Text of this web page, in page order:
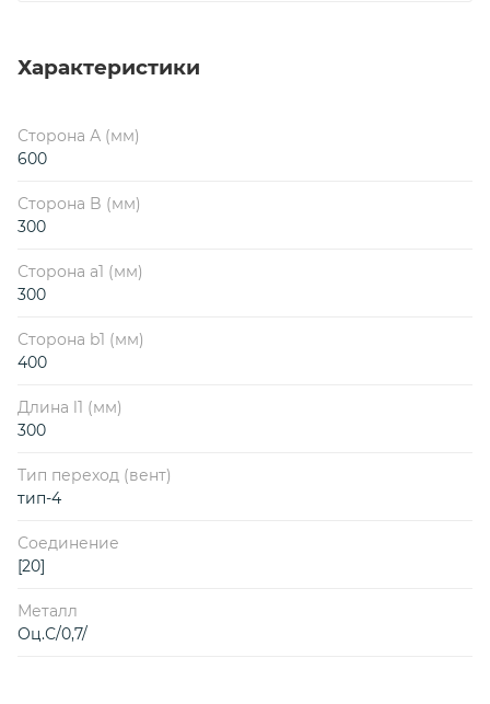
Характеристики
Сторона А (мм)
600
Сторона B (мм)
300
Сторона a1 (мм)
300
Сторона b1 (мм)
400
Длина l1 (мм)
300
Тип переход (вент)
тип-4
Соединение
[20]
Металл
Оц.С/0,7/